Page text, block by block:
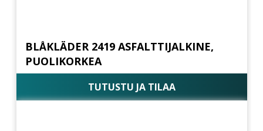
BLÅKLÄDER 2419 ASFALTTIJALKINE,
PUOLIKORKEA
TUTUSTU JA TILAA